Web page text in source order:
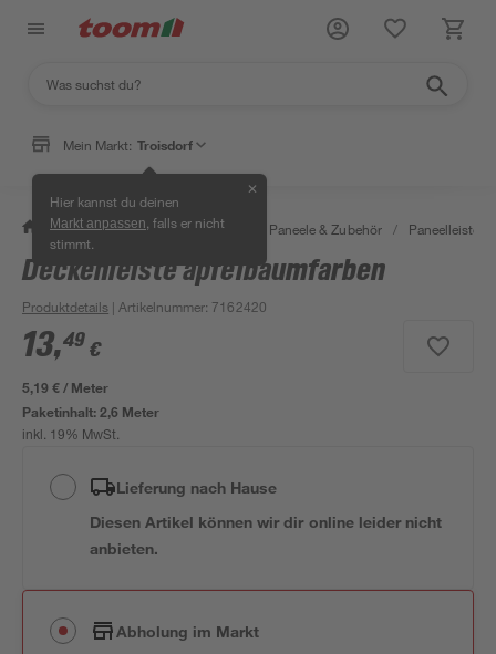
Mein Markt: Troisdorf
Hier kannst du deinen
Markt anpassen , falls er nicht
stimmt.
✕
/ Bauen & Renovieren / Holz Paneele & Zubehör / Paneelleisten
Deckenleiste apfelbaumfarben
Produktdetails | Artikelnummer: 7162420
13,49 €
5,19 € / Meter
Paketinhalt:2,6 Meter
inkl. 19% MwSt.
Lieferung nach Hause
Diesen Artikel können wir dir online leider nicht
anbieten.
Abholung im Markt